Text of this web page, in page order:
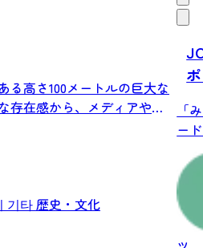
る高さ100メートルの巨大な
存在感から、メディアや
기타歴史・文化
「
ー
の